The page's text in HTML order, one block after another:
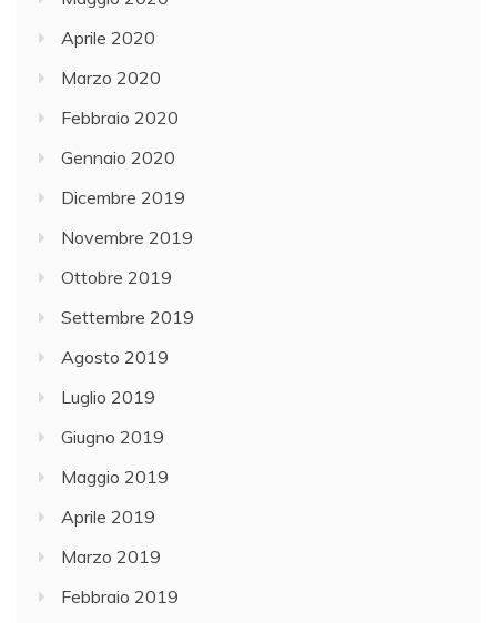
Aprile 2020
Marzo 2020
Febbraio 2020
Gennaio 2020
Dicembre 2019
Novembre 2019
Ottobre 2019
Settembre 2019
Agosto 2019
Luglio 2019
Giugno 2019
Maggio 2019
Aprile 2019
Marzo 2019
Febbraio 2019